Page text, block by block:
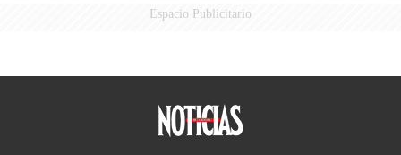
Espacio Publicitario